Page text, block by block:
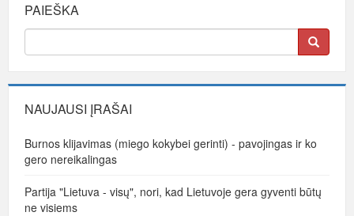
PAIEŠKA
NAUJAUSI ĮRAŠAI
Burnos klijavimas (miego kokybei gerinti) - pavojingas ir ko
gero nereikalingas
Partija "Lietuva - visų", nori, kad Lietuvoje gera gyventi būtų
ne visiems